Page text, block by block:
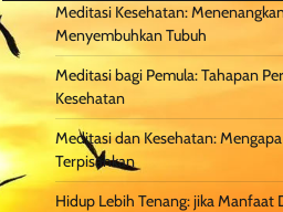
Meditasi Kesehatan:
Menyembuhkan Tubuh
Meditasi bagi Pemula: Tahapan
Kesehatan
Meditasi dan Kesehatan:
Terpisahkan
Hidup Lebih Tenang: jika Manfaat